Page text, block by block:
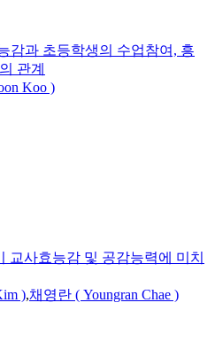
감과 초등학생의 수업참여, 흥
관계
Koo )
교사효능감 및 공감능력에 미치
),채영란 ( Youngran Chae )